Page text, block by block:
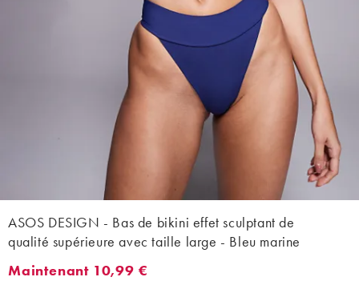
ASOS DESIGN - Bas de bikini effet sculptant de
qualité supérieure avec taille large - Bleu marine
Maintenant 10,99 €. Meilleur prix sur 30 jours 10,99 € (0%).
Maintenant 10,99 €